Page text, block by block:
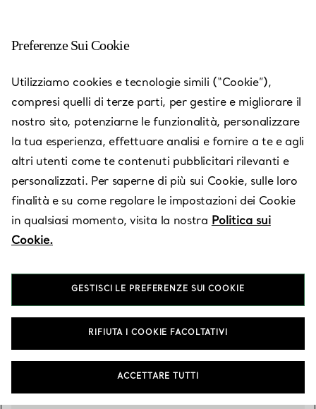
Rio de Janeiro
Aperto oggi fino alle 22:00
Av. das Américas, 3900 , Rio de Janeiro, Rio de Janeiro,
22640-102
Vieni a trovarci
Preferenze Sui Cookie
Utilizziamo cookies e tecnologie simili (“Cookie”),
compresi quelli di terze parti, per gestire e migliorare il
nostro sito, potenziarne le funzionalità, personalizzare
la tua esperienza, effettuare analisi e fornire a te e agli
altri utenti come te contenuti pubblicitari rilevanti e
personalizzati. Per saperne di più sui Cookie, sulle loro
finalità e su come regolare le impostazioni dei Cookie
in qualsiasi momento, visita la nostra Politica sui
Cookie.
GESTISCI LE PREFERENZE SUI COOKIE
RIFIUTA I COOKIE FACOLTATIVI
ACCETTARE TUTTI